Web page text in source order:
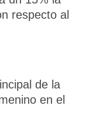
respecto al
de la
en el